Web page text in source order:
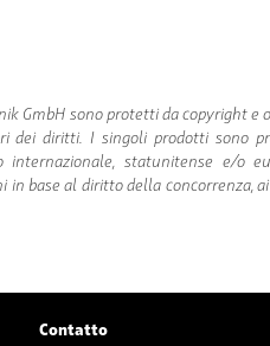
GmbH sono protetti da copyright e
dei diritti. I singoli prodotti sono
statunitense e/o
base al diritto della concorrenza, ai
Contatto